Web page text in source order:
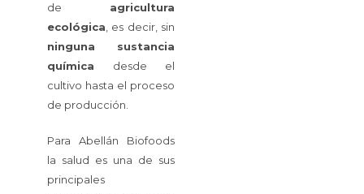
de agricultura
ecológica , es decir, sin
ninguna
sustancia
química desde el
cultivo hasta el proceso
de producción.
Para Abellán Biofoods
la salud es una de sus
principales